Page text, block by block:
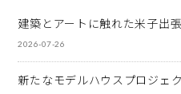
建築とアートに触れた米子出張
2026-07-26
新たなモデルハウスプロジェ